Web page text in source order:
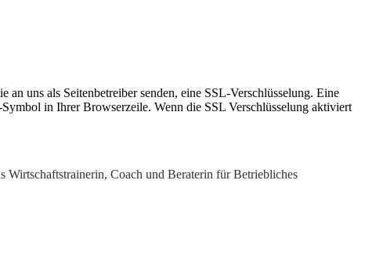
uns als Seitenbetreiber senden, eine SSL-Verschlüsselung. Eine
in Ihrer Browserzeile. Wenn die SSL Verschlüsselung aktiviert
Coach und Beraterin für Betriebliches